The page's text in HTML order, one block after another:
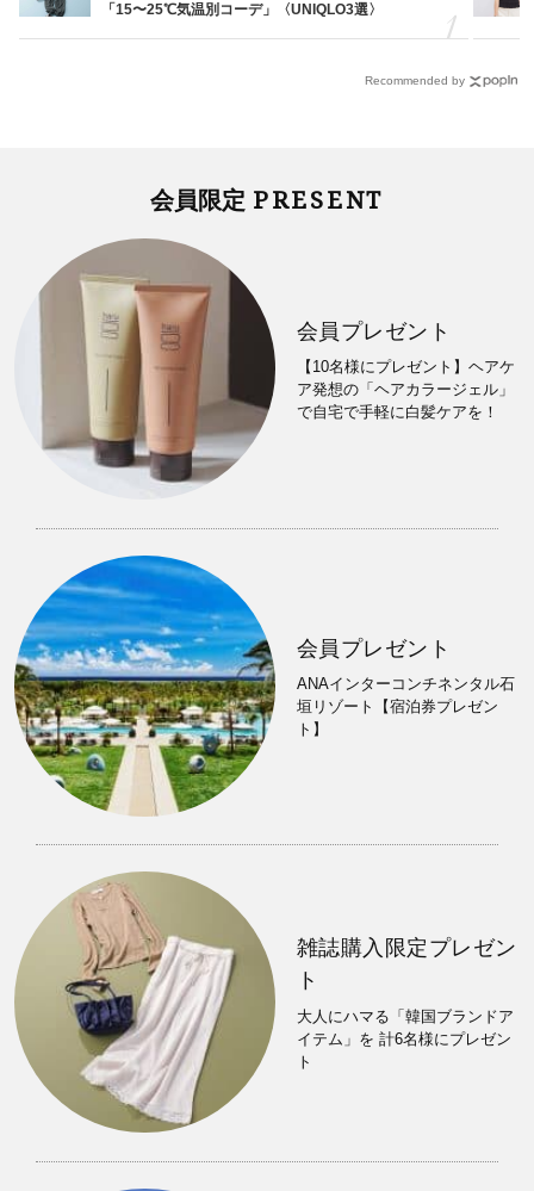
「15〜25℃気温別コーデ」〈UNIQLO3選〉
Recommended by
会員限定 PRESENT
会員プレゼント
【10名様にプレゼント】ヘアケ
ア発想の「ヘアカラージェル」
で自宅で手軽に白髪ケアを！
会員プレゼント
ANAインターコンチネンタル石
垣リゾート【宿泊券プレゼン
ト】
雑誌購入限定プレゼン
ト
大人にハマる「韓国ブランドア
イテム」を 計6名様にプレゼン
ト